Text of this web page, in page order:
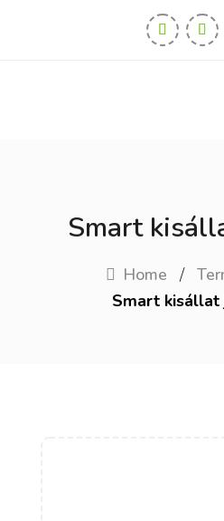
Smart
Home /
Smart kisállat